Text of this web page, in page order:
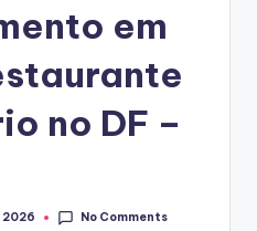
em
no DF –
2026 No Comments